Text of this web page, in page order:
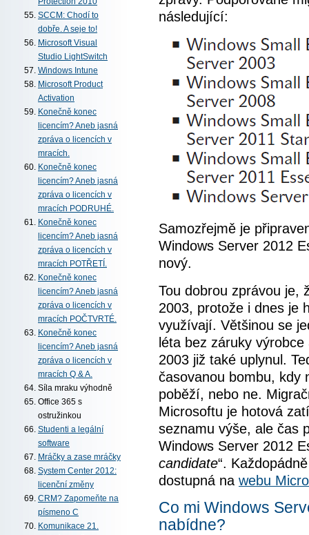
Protection 2010
SCCM: Chodí to
dobře. A seje to!
Microsoft Visual
Studio LightSwitch
Windows Intune
Microsoft Product
Activation
Konečně konec
licencím? Aneb jasná
zpráva o licencích v
mracích.
Konečně konec
licencím? Aneb jasná
zpráva o licencích v
mracích PODRUHÉ.
Konečně konec
licencím? Aneb jasná
zpráva o licencích v
mracích POTŘETÍ.
Konečně konec
licencím? Aneb jasná
zpráva o licencích v
mracích POČTVRTÉ.
Konečně konec
licencím? Aneb jasná
zpráva o licencích v
mracích Q & A.
Síla mraku výhodně
Office 365 s
ostružinkou
Studenti a legální
software
Mráčky a zase mráčky
System Center 2012:
licenční změny
CRM? Zapomeňte na
písmeno C
Komunikace 21.
následující:
Samozřejmě je
Windows Server 2012
nový.
Tou dobrou zprávou je,
2003, protože i dnes je
využívají. Většinou se
léta bez záruky
2003 již také uplynul.
časovanou bombu, kdy
poběží, nebo ne.
Microsoftu je hotová
seznamu výše, ale čas
Windows Server 2012
candidate“.
dostupná na webu
Co mi Windows
nabídne?